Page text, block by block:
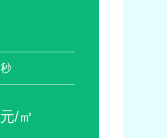
秒
元/㎡